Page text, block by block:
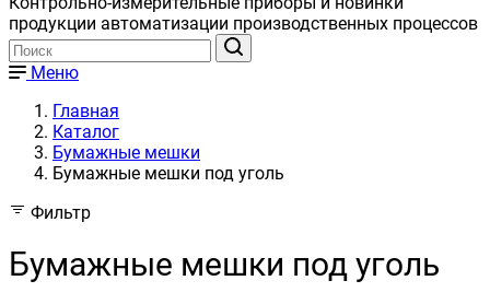
продукции автоматизации производственных процессов
Меню
Главная
Каталог
Бумажные мешки
Бумажные мешки под уголь
Фильтр
Бумажные мешки под уголь